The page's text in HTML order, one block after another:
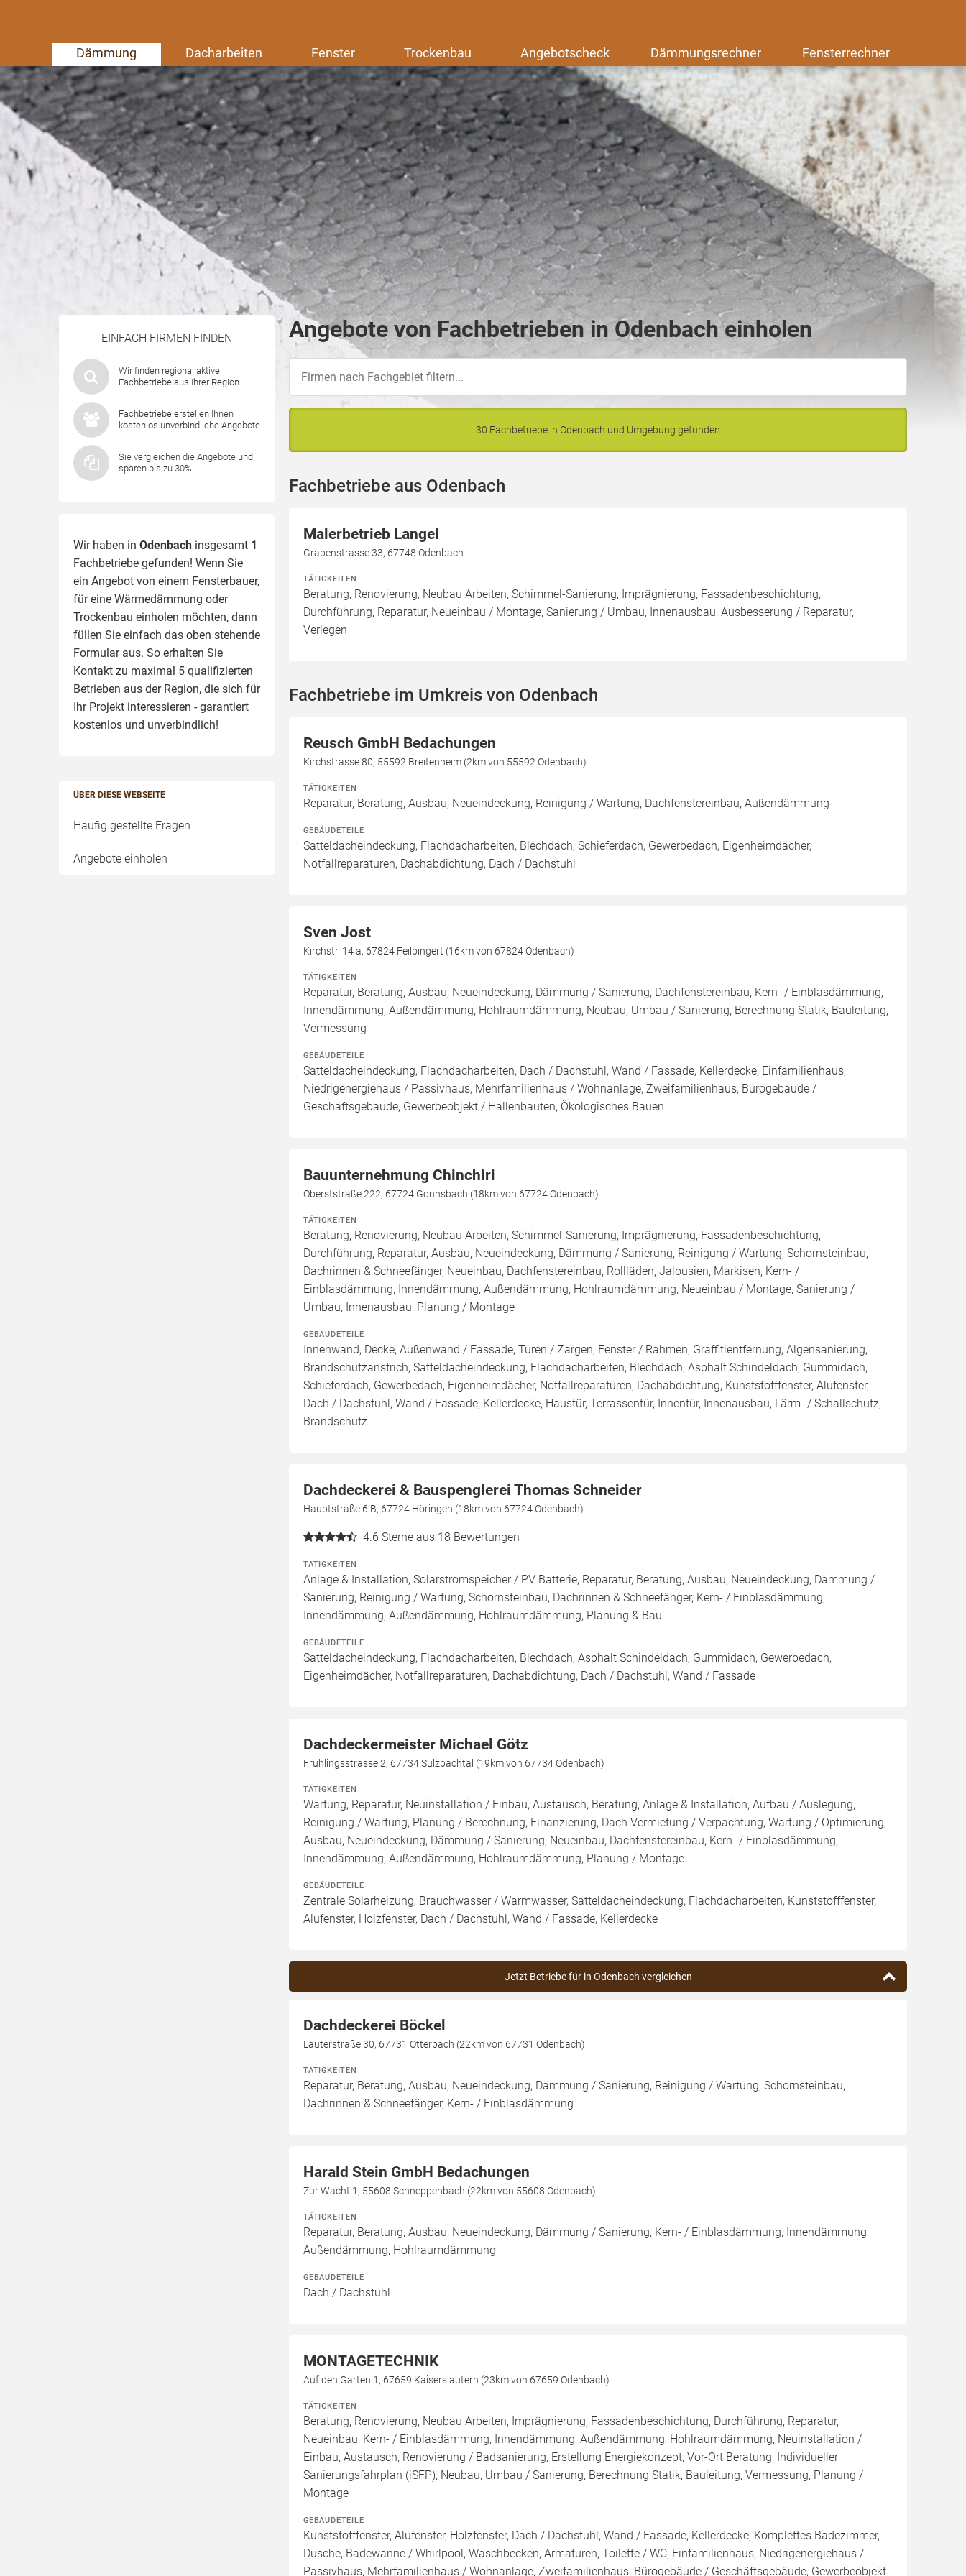
Dämmung Dacharbeiten Fenster Trockenbau Angebotscheck Dämmungsrechner Fensterrechner
EINFACH FIRMEN FINDEN
Wir finden regional aktive
Fachbetriebe aus Ihrer Region
Fachbetriebe erstellen Ihnen
kostenlos unverbindliche Angebote
Sie vergleichen die Angebote und
sparen bis zu 30%
Wir haben in Odenbach insgesamt 1
Fachbetriebe gefunden! Wenn Sie
ein Angebot von einem Fensterbauer,
für eine Wärmedämmung oder
Trockenbau einholen möchten, dann
füllen Sie einfach das oben stehende
Formular aus. So erhalten Sie
Kontakt zu maximal 5 qualifizierten
Betrieben aus der Region, die sich für
Ihr Projekt interessieren - garantiert
kostenlos und unverbindlich!
ÜBER DIESE WEBSEITE
Häufig gestellte Fragen
Angebote einholen
Angebote von Fachbetrieben in Odenbach einholen
30 Fachbetriebe in Odenbach und Umgebung gefunden
Fachbetriebe aus Odenbach
Malerbetrieb Langel
Grabenstrasse 33, 67748 Odenbach
TÄTIGKEITEN
Beratung, Renovierung, Neubau Arbeiten, Schimmel-Sanierung, Imprägnierung, Fassadenbeschichtung,
Durchführung, Reparatur, Neueinbau / Montage, Sanierung / Umbau, Innenausbau, Ausbesserung / Reparatur,
Verlegen
Fachbetriebe im Umkreis von Odenbach
Reusch GmbH Bedachungen
Kirchstrasse 80, 55592 Breitenheim (2km von 55592 Odenbach)
TÄTIGKEITEN
Reparatur, Beratung, Ausbau, Neueindeckung, Reinigung / Wartung, Dachfenstereinbau, Außendämmung
GEBÄUDETEILE
Satteldacheindeckung, Flachdacharbeiten, Blechdach, Schieferdach, Gewerbedach, Eigenheimdächer,
Notfallreparaturen, Dachabdichtung, Dach / Dachstuhl
Sven Jost
Kirchstr. 14 a, 67824 Feilbingert (16km von 67824 Odenbach)
TÄTIGKEITEN
Reparatur, Beratung, Ausbau, Neueindeckung, Dämmung / Sanierung, Dachfenstereinbau, Kern- / Einblasdämmung,
Innendämmung, Außendämmung, Hohlraumdämmung, Neubau, Umbau / Sanierung, Berechnung Statik, Bauleitung,
Vermessung
GEBÄUDETEILE
Satteldacheindeckung, Flachdacharbeiten, Dach / Dachstuhl, Wand / Fassade, Kellerdecke, Einfamilienhaus,
Niedrigenergiehaus / Passivhaus, Mehrfamilienhaus / Wohnanlage, Zweifamilienhaus, Bürogebäude /
Geschäftsgebäude, Gewerbeobjekt / Hallenbauten, Ökologisches Bauen
Bauunternehmung Chinchiri
Oberststraße 222, 67724 Gonnsbach (18km von 67724 Odenbach)
TÄTIGKEITEN
Beratung, Renovierung, Neubau Arbeiten, Schimmel-Sanierung, Imprägnierung, Fassadenbeschichtung,
Durchführung, Reparatur, Ausbau, Neueindeckung, Dämmung / Sanierung, Reinigung / Wartung, Schornsteinbau,
Dachrinnen & Schneefänger, Neueinbau, Dachfenstereinbau, Rollläden, Jalousien, Markisen, Kern- /
Einblasdämmung, Innendämmung, Außendämmung, Hohlraumdämmung, Neueinbau / Montage, Sanierung /
Umbau, Innenausbau, Planung / Montage
GEBÄUDETEILE
Innenwand, Decke, Außenwand / Fassade, Türen / Zargen, Fenster / Rahmen, Graffitientfernung, Algensanierung,
Brandschutzanstrich, Satteldacheindeckung, Flachdacharbeiten, Blechdach, Asphalt Schindeldach, Gummidach,
Schieferdach, Gewerbedach, Eigenheimdächer, Notfallreparaturen, Dachabdichtung, Kunststofffenster, Alufenster,
Dach / Dachstuhl, Wand / Fassade, Kellerdecke, Haustür, Terrassentür, Innentür, Innenausbau, Lärm- / Schallschutz,
Brandschutz
Dachdeckerei & Bauspenglerei Thomas Schneider
Hauptstraße 6 B, 67724 Höringen (18km von 67724 Odenbach)
4.6 Sterne aus 18 Bewertungen
TÄTIGKEITEN
Anlage & Installation, Solarstromspeicher / PV Batterie, Reparatur, Beratung, Ausbau, Neueindeckung, Dämmung /
Sanierung, Reinigung / Wartung, Schornsteinbau, Dachrinnen & Schneefänger, Kern- / Einblasdämmung,
Innendämmung, Außendämmung, Hohlraumdämmung, Planung & Bau
GEBÄUDETEILE
Satteldacheindeckung, Flachdacharbeiten, Blechdach, Asphalt Schindeldach, Gummidach, Gewerbedach,
Eigenheimdächer, Notfallreparaturen, Dachabdichtung, Dach / Dachstuhl, Wand / Fassade
Dachdeckermeister Michael Götz
Frühlingsstrasse 2, 67734 Sulzbachtal (19km von 67734 Odenbach)
TÄTIGKEITEN
Wartung, Reparatur, Neuinstallation / Einbau, Austausch, Beratung, Anlage & Installation, Aufbau / Auslegung,
Reinigung / Wartung, Planung / Berechnung, Finanzierung, Dach Vermietung / Verpachtung, Wartung / Optimierung,
Ausbau, Neueindeckung, Dämmung / Sanierung, Neueinbau, Dachfenstereinbau, Kern- / Einblasdämmung,
Innendämmung, Außendämmung, Hohlraumdämmung, Planung / Montage
GEBÄUDETEILE
Zentrale Solarheizung, Brauchwasser / Warmwasser, Satteldacheindeckung, Flachdacharbeiten, Kunststofffenster,
Alufenster, Holzfenster, Dach / Dachstuhl, Wand / Fassade, Kellerdecke
Jetzt Betriebe für in Odenbach vergleichen
Dachdeckerei Böckel
Lauterstraße 30, 67731 Otterbach (22km von 67731 Odenbach)
TÄTIGKEITEN
Reparatur, Beratung, Ausbau, Neueindeckung, Dämmung / Sanierung, Reinigung / Wartung, Schornsteinbau,
Dachrinnen & Schneefänger, Kern- / Einblasdämmung
Harald Stein GmbH Bedachungen
Zur Wacht 1, 55608 Schneppenbach (22km von 55608 Odenbach)
TÄTIGKEITEN
Reparatur, Beratung, Ausbau, Neueindeckung, Dämmung / Sanierung, Kern- / Einblasdämmung, Innendämmung,
Außendämmung, Hohlraumdämmung
GEBÄUDETEILE
Dach / Dachstuhl
MONTAGETECHNIK
Auf den Gärten 1, 67659 Kaiserslautern (23km von 67659 Odenbach)
TÄTIGKEITEN
Beratung, Renovierung, Neubau Arbeiten, Imprägnierung, Fassadenbeschichtung, Durchführung, Reparatur,
Neueinbau, Kern- / Einblasdämmung, Innendämmung, Außendämmung, Hohlraumdämmung, Neuinstallation /
Einbau, Austausch, Renovierung / Badsanierung, Erstellung Energiekonzept, Vor-Ort Beratung, Individueller
Sanierungsfahrplan (iSFP), Neubau, Umbau / Sanierung, Berechnung Statik, Bauleitung, Vermessung, Planung /
Montage
GEBÄUDETEILE
Kunststofffenster, Alufenster, Holzfenster, Dach / Dachstuhl, Wand / Fassade, Kellerdecke, Komplettes Badezimmer,
Dusche, Badewanne / Whirlpool, Waschbecken, Armaturen, Toilette / WC, Einfamilienhaus, Niedrigenergiehaus /
Passivhaus, Mehrfamilienhaus / Wohnanlage, Zweifamilienhaus, Bürogebäude / Geschäftsgebäude, Gewerbeobjekt